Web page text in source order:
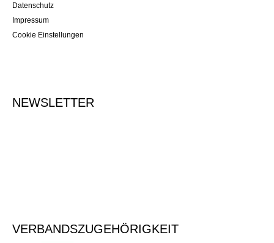
Datenschutz
Impressum
Cookie Einstellungen
NEWSLETTER
VERBANDSZUGEHÖRIGKEIT